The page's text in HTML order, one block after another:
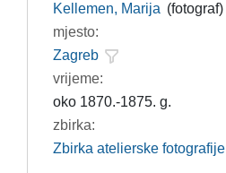
Kellemen, Marija (fotograf)
mjesto:
Zagreb
vrijeme:
oko 1870.-1875. g.
zbirka:
Zbirka atelierske fotografije